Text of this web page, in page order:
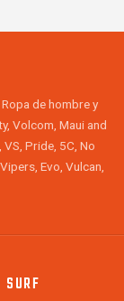
de hombre y
Volcom, Maui and
VS, Pride, 5C, No
Evo, Vulcan,
SURF